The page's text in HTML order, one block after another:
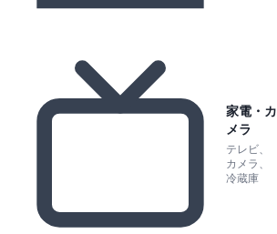
家電・カ
メラ
テレビ、
カメラ、
冷蔵庫